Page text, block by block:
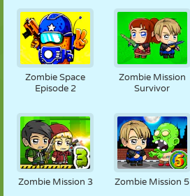
CHÂTEAU CRAZY
FILLES SAUT
MARIONNETTES PUZZLE RÉACTION
Zombie Space
Episode 2
Zombie Mission
Survivor
Zombie Mission 3 Zombie Mission 5